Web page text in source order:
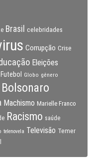
Brasil celebridades
Corrupção Crise
Eleições
Futebol Globo gênero
Machismo Marielle Franco
Racismo saúde
telenovela Televisão Temer